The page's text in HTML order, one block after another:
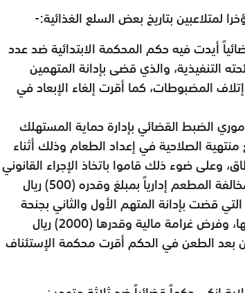
لمتلاعبين بتاريخ بعض السلع الغذائية:-
أيدت فيه حكم المحكمة الابتدائية ضد عدد
التنفيذية، والذي قضى بإدانة المتهمين
إجماليها 3400 ريال عماني وإتلاف المضبوطات، كما أقرت إلغاء الإبعاد في
الضبط القضائي بإدارة حماية المستهلك
الصلاحية في إعداد الطعام وذلك أثناء
وعلى ضوء ذلك قاموا باتخاذ الإجراء القانوني
حيال ذلك، حيث تم استكمال ملف القضية بالإدارة ومخالفة المطعم إدارياً بمبلغ وقدره (500) ريال
قضت بإدانة المتهم الأول والثاني بجنحة
تداول سلع فاسدة " منتهية الصلاحية " لا يجوز تداولها، وفرض غرامة مالية وقدرها (2000) ريال
بعد الطعن في الحكم أقرت محكمة الإستئناف